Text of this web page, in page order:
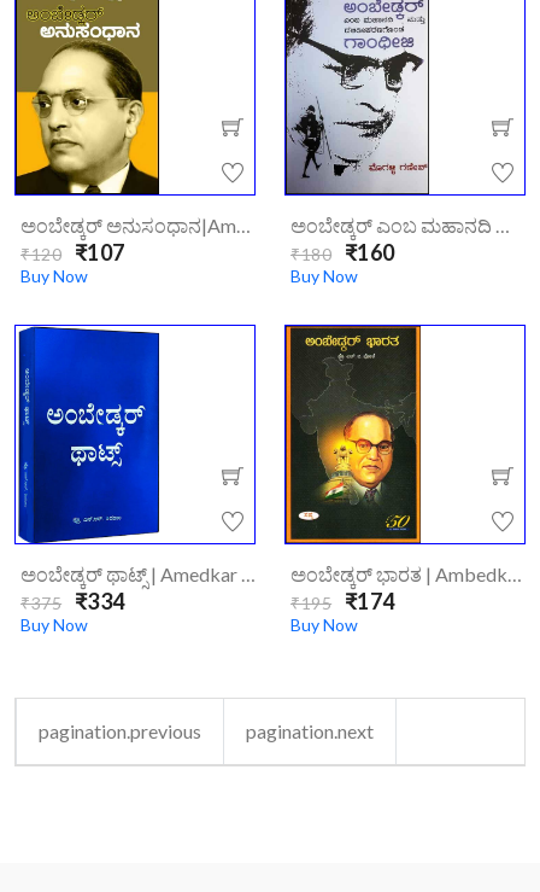
ಅಂಬೇಡ್ಕರ್ ಅನುಸಂಧಾನ|Ambedkar Anusandhana
₹120 ₹107
Buy Now
ಅಂಬೇಡ್ಕರ್ ಎಂಬ ಮಹಾನದಿ ಮತ್ತು ದಲಿತೀಕರಣಗೊಂಡ ಗಾಂಧೀಜಿ|Ambetkar Emba Mahanadi Mattu Daliteekaranagonda Gandhiji
₹180 ₹160
Buy Now
ಅಂಬೇಡ್ಕರ್ ಥಾಟ್ಸ್ | Amedkar Thoughts
₹375 ₹334
Buy Now
ಅಂಬೇಡ್ಕರ್ ಭಾರತ | Ambedkar Bharatha
₹195 ₹174
Buy Now
pagination.previous pagination.next